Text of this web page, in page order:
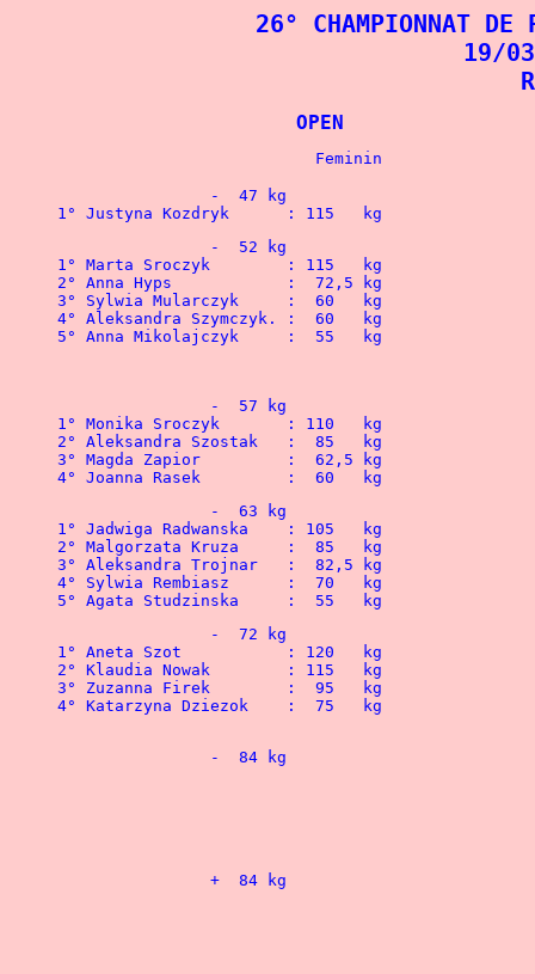
26° CHAMPIONNAT DE
19/
		-  47 kg
1° Justyna Kozdryk	: 115   kg
		-  52 kg
2° Anna Hyps		:  72,5 kg
3° Sylwia Mularczyk	:  60   kg
4° Aleksandra Szymczyk.	:  60   kg
5° Agata Studzinska	:  55   kg